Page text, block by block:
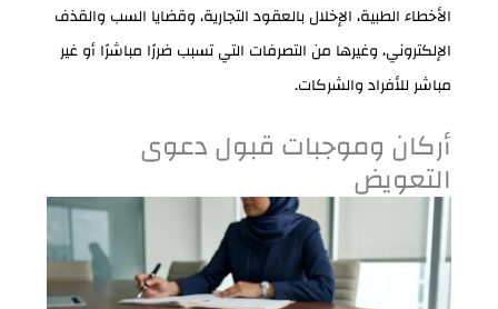
الأخطاء الطبية، الإخلال بالعقود التجارية، وقضايا السب والقذف
الإلكتروني، وغيرها من التصرفات التي تسبب ضررًا مباشرًا أو غير
مباشر للأفراد والشركات.
أركان وموجبات قبول دعوى
التعويض